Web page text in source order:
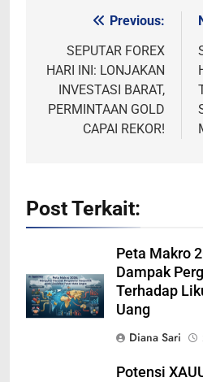
navigation
Previous:
SEPUTAR FOREX
HARI INI: LONJAKAN
INVESTASI BARAT,
PERMINTAAN GOLD
CAPAI REKOR!
Post Terkait:
Peta Makro
Dampak
Terhadap
Uang
Diana Sari
Potensi